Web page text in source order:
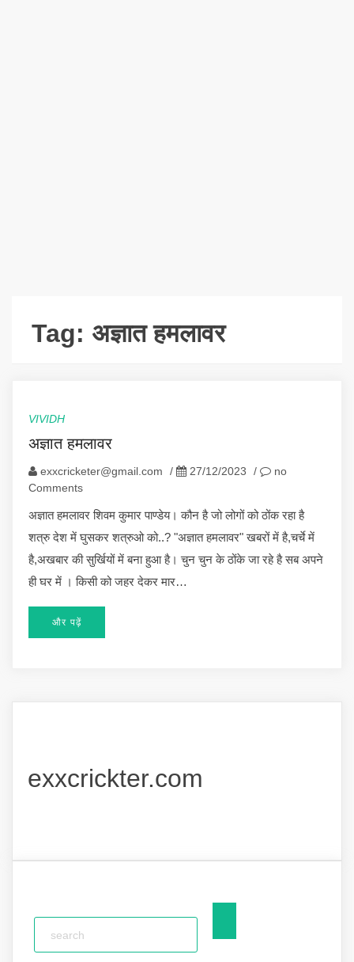
Tag: अज्ञात हमलावर
VIVIDH
अज्ञात हमलावर
exxcricketer@gmail.com / 27/12/2023 /
no
Comments
अज्ञात हमलावर शिवम कुमार पाण्डेय। कौन है जो लोगों को ठोंक रहा है
शत्रु देश में घुसकर शत्रुओ को..? "अज्ञात हमलावर" खबरों में है,चर्चे में
है,अखबार की सुर्खियों में बना हुआ है। चुन चुन के ठोंके जा रहे है सब अपने
ही घर में । किसी को जहर देकर मार…
और पढ़ें
exxcrickter.com